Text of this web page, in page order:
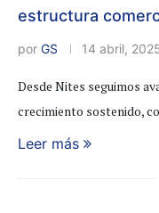
estructura
por GS 14 abril,
Desde Nites seguimos
crecimiento sostenido,
Leer más